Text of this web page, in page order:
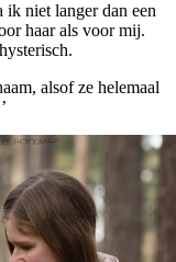
ik niet langer dan een
haar als voor mij.
alsof ze helemaal